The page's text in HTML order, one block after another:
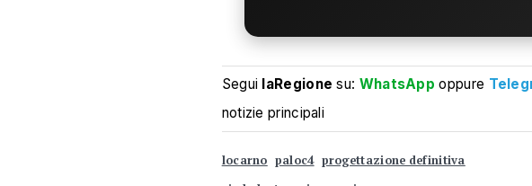
Segui laRegione su: WhatsApp oppure
notizie principali
locarno paloc4 progettazione definitiva